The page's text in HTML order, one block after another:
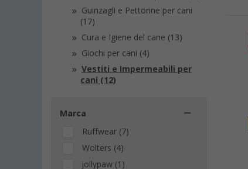
Guinzagli e Pettorine per cani
(17)
Cura e Igiene del cane (13)
Giochi per cani (4)
Vestiti e Impermeabili per
cani (12)
Marca
Ruffwear (7)
Wolters (4)
jollypaw (1)